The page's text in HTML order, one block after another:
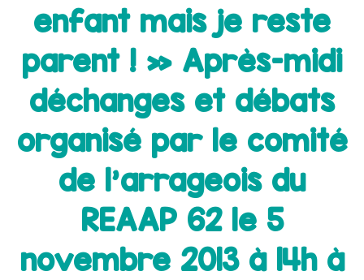
enfant mais je reste
parent ! » Après-midi
déchanges et débats
organisé par le comité
de l’arrageois du
REAAP 62 le 5
novembre 2013 à 14h à